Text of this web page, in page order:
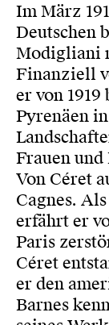
Im März
Deutschen
Modigliani
Finanziell
er von 1919
Pyrenäen
Frauen und
Von Céret
Cagnes.
erfährt er
Paris
Céret
er den
Barnes